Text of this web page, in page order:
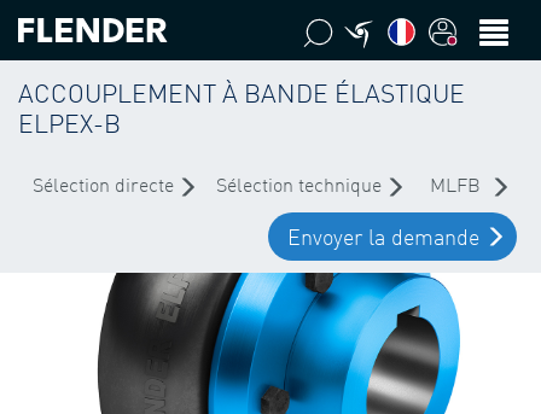
ACCOUPLEMENT À BANDE ÉLASTIQUE
ELPEX-B
Sélection directe Sélection technique MLFB
Envoyer la demande